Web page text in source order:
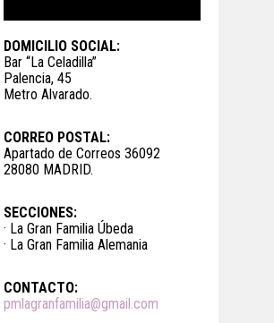
DOMICILIO SOCIAL:
Bar “La Celadilla”
Palencia, 45
Metro Alvarado.
CORREO POSTAL:
Apartado de Correos 36092
28080 MADRID.
SECCIONES:
· La Gran Familia Úbeda
· La Gran Familia Alemania
CONTACTO:
pmlagranfamilia@gmail.com